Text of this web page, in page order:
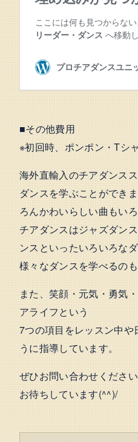
■その他費用
※初回時、ポンポン・Tシ
海外直輸入のチアダンス
ダンスを学ぶことができ
ろんかわいらしい曲もい
チアダンスはジャズダン
ンスといったいろいろな
様々なダンスを学べるの
また、笑顔・元気・勇気
アライフという
7つの項目をレッスン中や
うに指導しています。
ぜひお問い合わせください
お待ちしています(^^)/